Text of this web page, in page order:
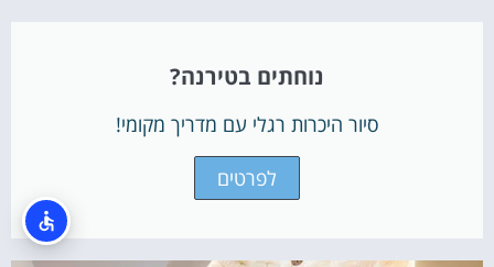
נוחתים בטירנה?
סיור היכרות רגלי עם מדריך מקומי!
לפרטים